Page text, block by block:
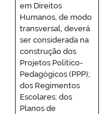
em Direitos
Humanos, de modo
transversal, deverá
ser considerada na
construção dos
Projetos Político-
Pedagógicos (PPP);
dos Regimentos
Escolares; dos
Planos de